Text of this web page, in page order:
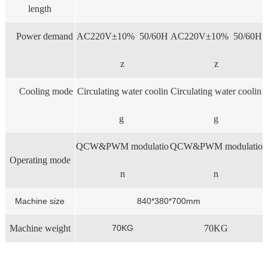
length
Power demand AC220V±10% 50/60H
z
AC220V±10% 50/60H
z
Cooling mode Circulating water coolin
g
Circulating water coolin
g
Operating mode
QCW&PWM modulatio
n
QCW&PWM modulatio
n
Machine size 840*380*700mm
Machine weight 70KG 70KG